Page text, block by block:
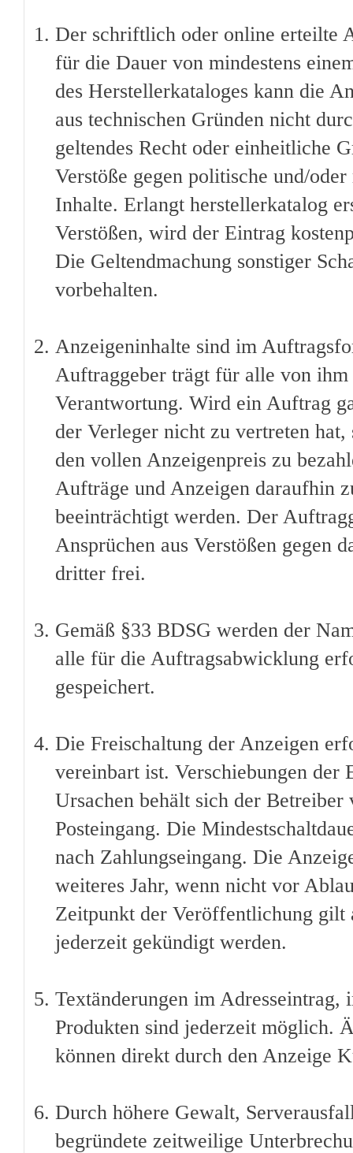
Der schriftlich oder online erteilte
für die Dauer von mindestens
des Herstellerkataloges kann die
aus technischen Gründen nicht
geltendes Recht oder einheitliche
Verstöße gegen politische und/
Inhalte. Erlangt herstellerkatalog
Verstößen, wird der Eintrag
Die Geltendmachung sonstiger
vorbehalten.
Anzeigeninhalte sind im
Auftraggeber trägt für alle von
Verantwortung. Wird ein Auftrag
der Verleger nicht zu vertreten
den vollen Anzeigenpreis zu
Aufträge und Anzeigen daraufhin
beeinträchtigt werden. Der
Ansprüchen aus Verstößen gegen
dritter frei.
Gemäß §33 BDSG werden der
alle für die Auftragsabwicklung
gespeichert.
Die Freischaltung der Anzeigen
vereinbart ist. Verschiebungen der
Ursachen behält sich der
Posteingang. Die
nach Zahlungseingang. Die
weiteres Jahr, wenn nicht vor
Zeitpunkt der Veröffentlichung
jederzeit gekündigt werden.
Textänderungen im Adresseintrag,
Produkten sind jederzeit möglich.
können direkt durch den Anzeige
Durch höhere Gewalt,
begründete zeitweilige